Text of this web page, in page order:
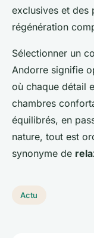
exclusives et des
régénération
Sélectionner un
Andorre signifie
où chaque détail
chambres
équilibrés, en
nature, tout est
synonyme de
Actu